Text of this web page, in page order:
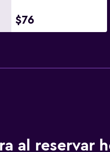
$76
al reservar